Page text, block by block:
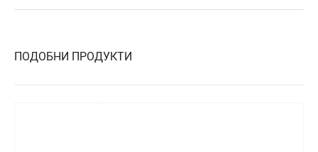
ПОДОБНИ ПРОДУКТИ